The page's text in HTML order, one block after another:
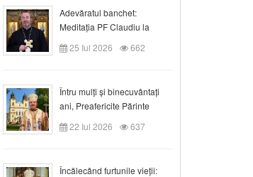
Adevăratul banchet:
Meditația PF Claudiu la
Duminica a VIII-a după
Rusalii
25 Iul 2026 662
Întru mulți și binecuvântați
ani, Preafericite Părinte
Claudiu!
22 Iul 2026 637
Încălecând furtunile vieții: